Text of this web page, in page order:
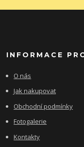
INFORMACE
O nás
Jak nakupovat
Obchodní podmínky
Fotogalerie
Kontakty